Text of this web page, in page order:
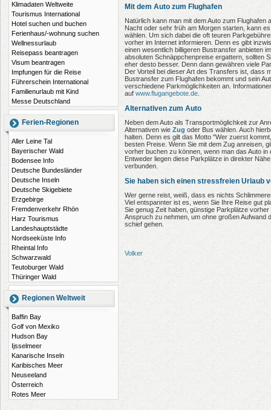
Klimadaten Weltweite
Tourismus International
Hotel suchen und buchen
Ferienhaus/-wohnung suchen
Wellnessurlaub
Reisepass beantragen
Visum beantragen
Impfungen für die Reise
Führerschein International
Familienurlaub mit Kind
Messe Deutschland
Ferien-Regionen
Aller Leine Tal
Bayerischer Wald
Bodensee Info
Deutsche Bundesländer
Deutsche Inseln
Deutsche Skigebiete
Erzgebirge
Fremdenverkehr Rhön
Harz Tourismus
Landeshauptstädte
Nordseeküste Info
Rheintal Info
Schwarzwald
Teutoburger Wald
Thüringer Wald
Regionen Weltweit
Baffin Bay
Golf von Mexiko
Hudson Bay
Ijsselmeer
Kanarische Inseln
Karibisches Meer
Neuseeland
Österreich
Rotes Meer
Mit dem Auto zum Flughafen
Natürlich kann man mit dem Auto zum
Nacht oder sehr früh am Morgen starten, kann
wählen. Um sich dabei die oft teuren
vorher im Internet informieren. Denn es gibt
einen wesentlich billigeren Bustransfer anbieten
absoluten Schnäppchenpreise ergattern, sollten
eher desto besser. Denn dann gewähren viele
Der Vorteil bei dieser Art des Transfers ist, dass
Bustransfer zum Flughafen bekommt und sein
verschiedene Parkmöglichkeiten an.
auf www.flugangebote.de
Alternativen zum Auto
Neben dem Auto als Transportmöglichkeit zur
Alternativen wie Zug oder Bus wählen. Auch
halten. Denn es gilt das Motto "Wer zuerst
besten Preise. Wenn Sie mit dem Zug anreisen,
vorher buchen zu können, wenn man das Auto
Entweder liegen diese Parkplätze in direkter
verbunden.
Sie haben sich einen stressfreien Urlaub
Wer gerne reist, weiß, dass es nichts
Viel entspannter ist es, wenn Sie Ihre Reise gut
Sie genug Zeit haben, günstige Parkplätze
Anspruch zu nehmen, um ohne großen Aufwand
schief gehen.
Volker